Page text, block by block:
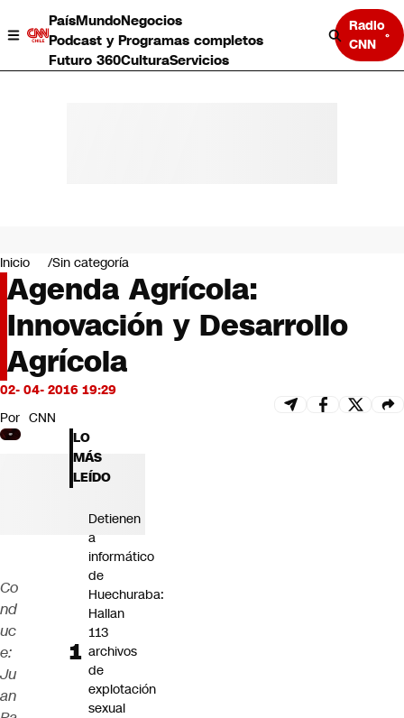
PaísMundoNegocios
Podcast y Programas completos
Futuro 360CulturaServicios
Radio
CNN
Negocios
Deportes
Programas completos
Cultura
Servicios
Bits
CNN Data
CNN tiempo
Futuro 360
Opinión
Inicio Sin categoría
Agenda Agrícola:
Innovación y Desarrollo
Agrícola
02- 04- 2016 19:29
Por CNN
Co
nd
uc
e:
Ju
an
LO
MÁS
LEÍDO
Detienen
a
informático
de
Huechuraba:
Hallan
113
archivos
de
explotación
sexual